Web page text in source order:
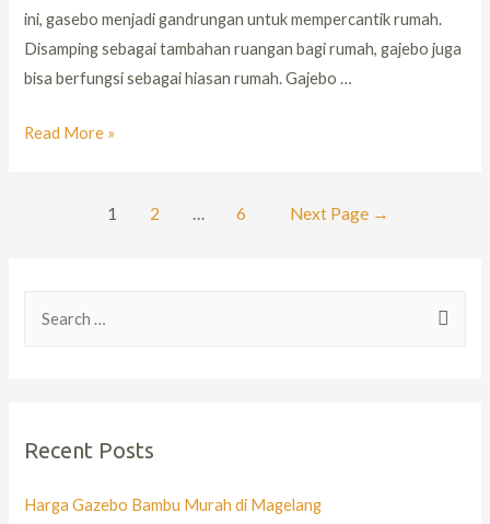
ini, gasebo menjadi gandrungan untuk mempercantik rumah.
Disamping sebagai tambahan ruangan bagi rumah, gajebo juga
bisa berfungsi sebagai hiasan rumah. Gajebo …
Read More »
1 2 … 6 Next Page →
Recent Posts
Harga Gazebo Bambu Murah di Magelang